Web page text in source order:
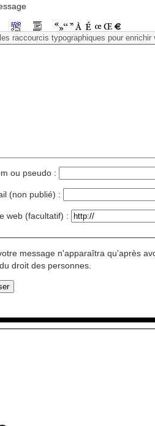
ou pseudo :
(non publié) :
web (facultatif) :
message n'apparaîtra qu'après
droit des personnes.